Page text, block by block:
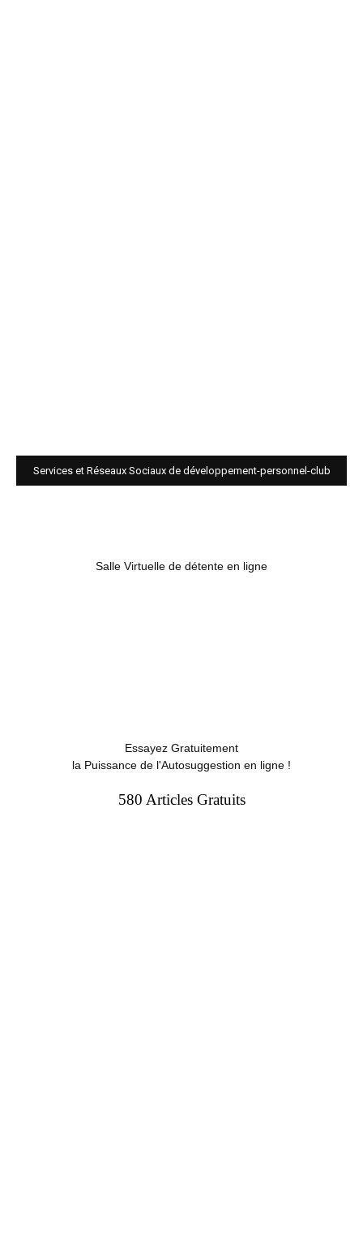
Services et Réseaux Sociaux de développement-personnel-club
Salle Virtuelle de détente en ligne
Essayez Gratuitement
la Puissance de l'Autosuggestion en ligne !
580 Articles Gratuits